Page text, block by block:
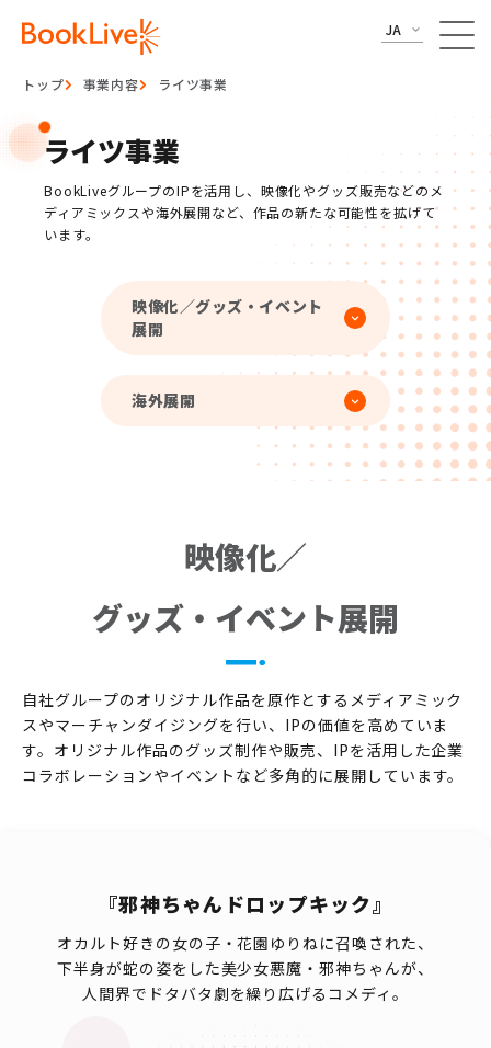
JA
トップ 事業内容 ライツ事業
ライツ事業
BookLiveグループのIPを活用し、映像化やグッズ販売などのメ
ディアミックスや海外展開など、作品の新たな可能性を拡げて
います。
映像化／グッズ・イベント
展開
海外展開
映像化／
グッズ・イベント展開
自社グループのオリジナル作品を原作とするメディアミック
スやマーチャンダイジングを行い、IPの価値を高めていま
す。オリジナル作品のグッズ制作や販売、IPを活用した企業
コラボレーションやイベントなど多角的に展開しています。
『邪神ちゃんドロップキック』
オカルト好きの女の子・花園ゆりねに召喚された、
下半身が蛇の姿をした美少女悪魔・邪神ちゃんが、
人間界でドタバタ劇を繰り広げるコメディ。